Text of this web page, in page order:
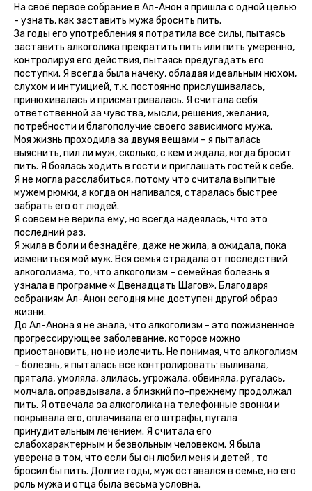
На своё первое собрание в Ал-Анон я пришла с одной целью
- узнать, как заставить мужа бросить пить.
За годы его употребления я потратила все силы, пытаясь
заставить алкоголика прекратить пить или пить умеренно,
контролируя его действия, пытаясь предугадать его
поступки. Я всегда была начеку, обладая идеальным нюхом,
слухом и интуицией, т.к. постоянно прислушивалась,
принюхивалась и присматривалась. Я считала себя
ответственной за чувства, мысли, решения, желания,
потребности и благополучие своего зависимого мужа.
Моя жизнь проходила за двумя вещами – я пыталась
выяснить, пил ли муж, сколько, с кем и ждала, когда бросит
пить. Я боялась ходить в гости и приглашать гостей к себе.
Я не могла расслабиться, потому что считала выпитые
мужем рюмки, а когда он напивался, старалась быстрее
забрать его от людей.
Я совсем не верила ему, но всегда надеялась, что это
последний раз.
Я жила в боли и безнадёге, даже не жила, а ожидала, пока
измениться мой муж. Вся семья страдала от последствий
алкоголизма, то, что алкоголизм – семейная болезнь я
узнала в программе « Двенадцать Шагов». Благодаря
собраниям Ал-Анон сегодня мне доступен другой образ
жизни.
До Ал-Анона я не знала, что алкоголизм - это пожизненное
прогрессирующее заболевание, которое можно
приостановить, но не излечить. Не понимая, что алкоголизм
– болезнь, я пыталась всё контролировать: выливала,
прятала, умоляла, злилась, угрожала, обвиняла, ругалась,
молчала, оправдывала, а близкий по-прежнему продолжал
пить. Я отвечала за алкоголика на телефонные звонки и
покрывала его, оплачивала его штрафы, пугала
принудительным лечением. Я считала его
слабохарактерным и безвольным человеком. Я была
уверена в том, что если бы он любил меня и детей , то
бросил бы пить. Долгие годы, муж оставался в семье, но его
роль мужа и отца была весьма условна.